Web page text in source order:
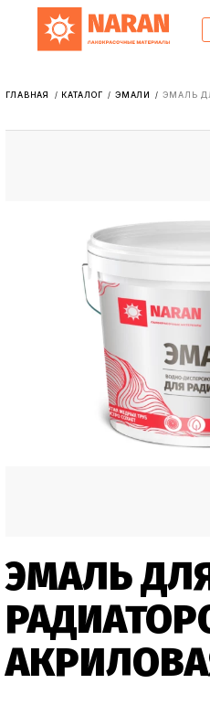
ГЛАВНАЯ / КАТАЛОГ / ЭМАЛИ / ЭМАЛЬ
ЭМАЛЬ